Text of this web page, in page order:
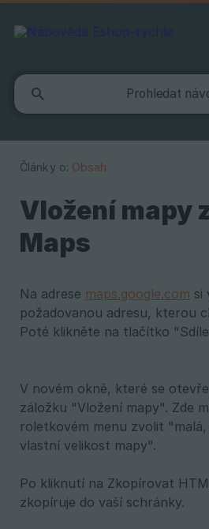
Články o: Obsah
Vložení mapy
Maps
Na adrese maps.google.com si
požadovanou adresu, kterou
Poté klikněte na tlačítko
V novém okně, které se
záložku "Vložení mapy". Zde
roletkovém menu zvolit
vlastní velikost mapy".
Po kliknutí na Zkopírovat
zkopíruje do vaší schránky.